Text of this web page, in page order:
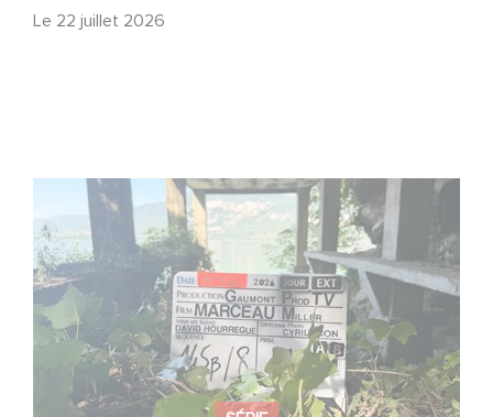
Le 22 juillet 2026
Le tournage de la mini-série Le Roman de Marceau Miller
a débuté